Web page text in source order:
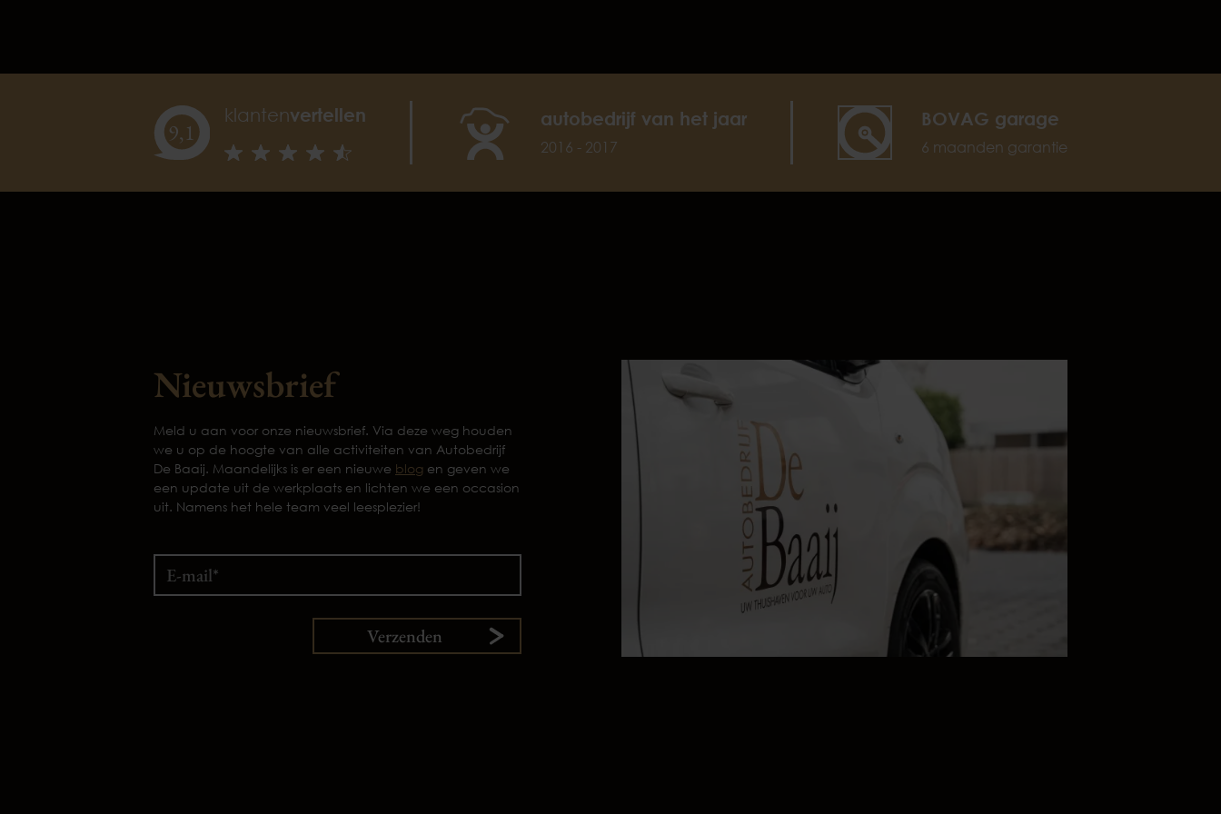
9,1
klantenvertellen autobedrijf van het jaar
2016 - 2017
BOVAG garage
6 maanden garantie
Nieuwsbrief
Meld u aan voor onze nieuwsbrief. Via deze weg houden
we u op de hoogte van alle activiteiten van Autobedrijf
De Baaij. Maandelijks is er een nieuwe blog en geven we
een update uit de werkplaats en lichten we een occasion
uit. Namens het hele team veel leesplezier!
Verzenden